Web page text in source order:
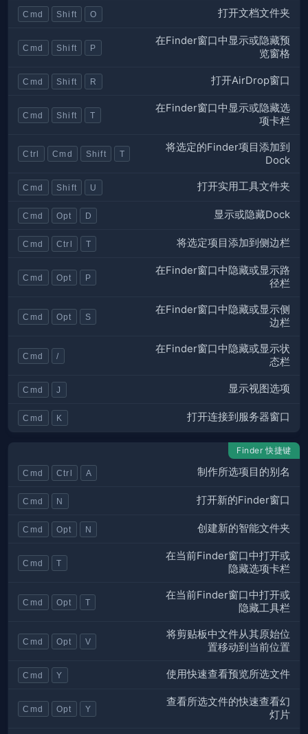
Cmd Shift O 打开文档文件夹
Cmd Shift P
在Finder窗口中显示或隐藏预
览窗格
Cmd Shift R 打开AirDrop窗口
Cmd Shift T
在Finder窗口中显示或隐藏选
项卡栏
Ctrl Cmd Shift T
将选定的Finder项目添加到
Dock
Cmd Shift U 打开实用工具文件夹
Cmd Opt D 显示或隐藏Dock
Cmd Ctrl T 将选定项目添加到侧边栏
Cmd Opt P
在Finder窗口中隐藏或显示路
径栏
Cmd Opt S
在Finder窗口中隐藏或显示侧
边栏
Cmd /
在Finder窗口中隐藏或显示状
态栏
Cmd J 显示视图选项
Cmd K 打开连接到服务器窗口
Finder 快捷键
Cmd Ctrl A 制作所选项目的别名
Cmd N 打开新的Finder窗口
Cmd Opt N 创建新的智能文件夹
Cmd T
在当前Finder窗口中打开或
隐藏选项卡栏
Cmd Opt T
在当前Finder窗口中打开或
隐藏工具栏
Cmd Opt V
将剪贴板中文件从其原始位
置移动到当前位置
Cmd Y 使用快速查看预览所选文件
Cmd Opt Y
查看所选文件的快速查看幻
灯片